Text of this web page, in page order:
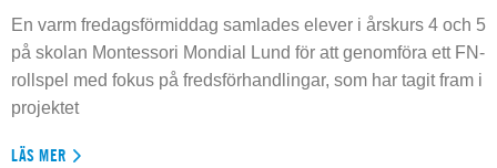
En varm fredagsförmiddag samlades elever i årskurs 4 och 5
på skolan Montessori Mondial Lund för att genomföra ett FN-
rollspel med fokus på fredsförhandlingar, som har tagit fram i
projektet
LÄS MER